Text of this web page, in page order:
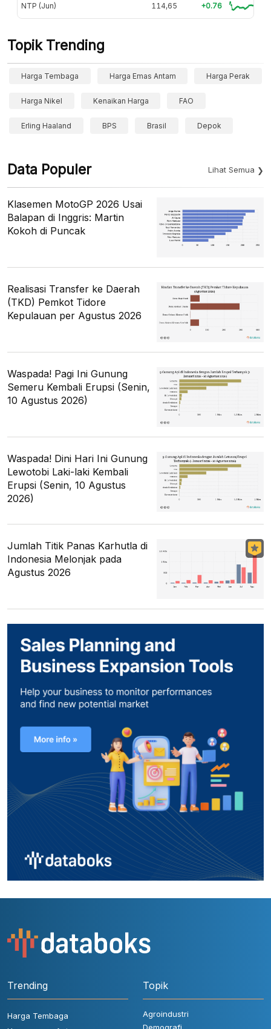
NTP (Jun) 114,65 +0.76
Topik Trending
Harga Tembaga Harga Emas Antam Harga Perak
Harga Nikel Kenaikan Harga FAO
Erling Haaland BPS Brasil Depok
Data Populer Lihat Semua
Klasemen MotoGP 2026 Usai
Balapan di Inggris: Martin
Kokoh di Puncak
Realisasi Transfer ke Daerah
(TKD) Pemkot Tidore
Kepulauan per Agustus 2026
Waspada! Pagi Ini Gunung
Semeru Kembali Erupsi (Senin,
10 Agustus 2026)
Waspada! Dini Hari Ini Gunung
Lewotobi Laki-laki Kembali
Erupsi (Senin, 10 Agustus
2026)
Jumlah Titik Panas Karhutla di
Indonesia Melonjak pada
Agustus 2026
Trending
Harga Tembaga
Topik
Agroindustri